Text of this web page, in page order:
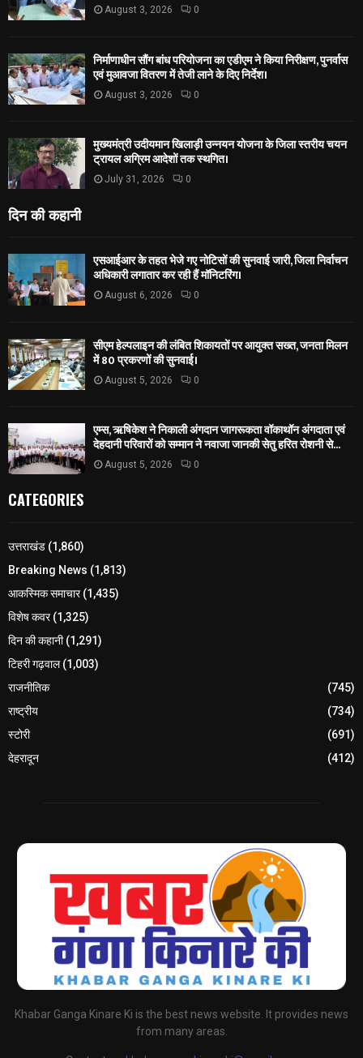
August 3, 2026 0
निर्माणाधीन सौंग बांध परियोजना का एडीएम ने किया निरीक्षण, पुनर्वास
एवं मुआवजा वितरण में तेजी लाने के दिए निर्देश।
August 3, 2026 0
मुख्यमंत्री उदीयमान खिलाड़ी उन्नयन योजना के जिला स्तरीय चयन
ट्रायल अग्रिम आदेशों तक स्थगित।
July 31, 2026 0
दिन की कहानी
एसआईआर के तहत भेजे गए नोटिसों की सुनवाई जारी, जिला निर्वाचन
अधिकारी लगातार कर रही हैं मॉनिटरिंग।
August 6, 2026 0
सीएम हेल्पलाइन की लंबित शिकायतों पर आयुक्त सख्त, जनता मिलन
में 80 प्रकरणों की सुनवाई।
August 5, 2026 0
एम्स, ऋषिकेश ने निकाली अंगदान जागरूकता वॉकाथॉन अंगदाता एवं
देहदानी परिवारों को सम्मान ने नवाजा जानकी सेतु हरित रोशनी से...
August 5, 2026 0
CATEGORIES
उत्तराखंड (1,860)
Breaking News (1,813)
आकस्मिक समाचार(1,435)
विशेष कवर(1,325)
दिन की कहानी(1,291)
टिहरी गढ़वाल(1,003)
राजनीतिक
(745)
राष्ट्रीय
(734)
स्टोरी
(691)
देहरादून
(412)
Khabar Ganga Kinare Ki is the best news website. It provides news
from many areas.